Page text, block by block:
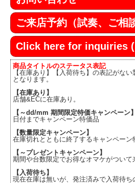
ご来店予約（試奏、ご相
Click here for inquiries
商品タイトルのステータス表記
【在庫あり】【入荷待ち】の表記がない
となります。
【在庫あり】
店舗&ECに在庫あり。
【～dd/mm 期間限定特価キャンペーン】
日付までキャンペーン特価品
【数量限定キャンペーン】
在庫切れとともに終了するキャンペーン
【～プレゼントキャンペーン】
期間や台数限定でお得なオマケがついて
【入荷待ち】
現在在庫は無いが、発注済みで入荷待ち